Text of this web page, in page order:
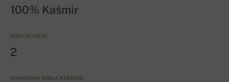
100% Kašmir
BROJ SLOJEVA
2
NAKNADNA NJEGA KAŠMIRA